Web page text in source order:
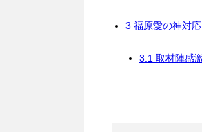
3 福原愛の神対応
3.1 取材陣感